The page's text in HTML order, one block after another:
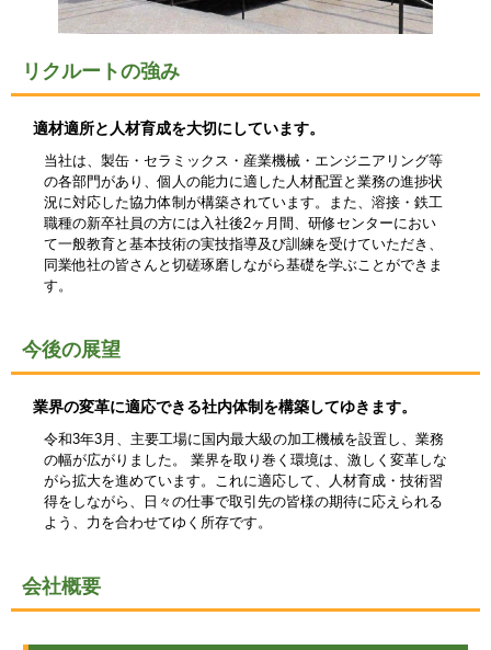
リクルートの強み
適材適所と人材育成を大切にしています。
当社は、製缶・セラミックス・産業機械・エンジニアリング等
の各部門があり、個人の能力に適した人材配置と業務の進捗状
況に対応した協力体制が構築されています。また、溶接・鉄工
職種の新卒社員の方には入社後2ヶ月間、研修センターにおい
て一般教育と基本技術の実技指導及び訓練を受けていただき、
同業他社の皆さんと切磋琢磨しながら基礎を学ぶことができま
す。
今後の展望
業界の変革に適応できる社内体制を構築してゆきます。
令和3年3月、主要工場に国内最大級の加工機械を設置し、業務
の幅が広がりました。 業界を取り巻く環境は、激しく変革しな
がら拡大を進めています。これに適応して、人材育成・技術習
得をしながら、日々の仕事で取引先の皆様の期待に応えられる
よう、力を合わせてゆく所存です。
会社概要